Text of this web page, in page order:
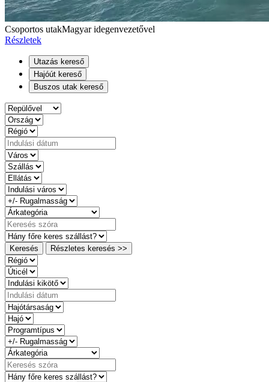
Csoportos utakMagyar idegenvezetővel
Részletek
Utazás kereső
Hajóút kereső
Buszos utak kereső
Keresés Részletes keresés >>